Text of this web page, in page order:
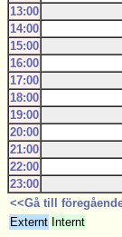
13:00
14:00
15:00
16:00
17:00
18:00
19:00
20:00
21:00
22:00
23:00
<<Gå till
Externt Internt